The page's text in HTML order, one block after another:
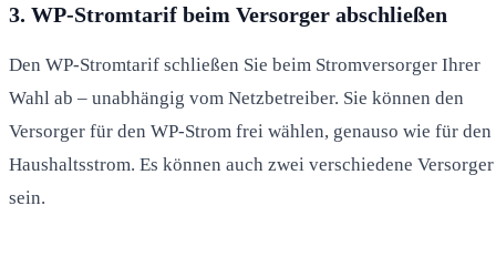
3. WP-Stromtarif beim Versorger abschließen
Den WP-Stromtarif schließen Sie beim Stromversorger Ihrer
Wahl ab – unabhängig vom Netzbetreiber. Sie können den
Versorger für den WP-Strom frei wählen, genauso wie für den
Haushaltsstrom. Es können auch zwei verschiedene Versorger
sein.